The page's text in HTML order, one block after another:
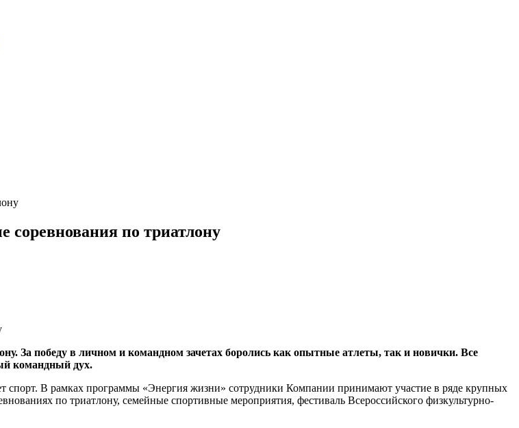
соревнования по триатлону
За победу в личном и командном зачетах боролись как опытные атлеты, так и новички. Все
командный дух.
спорт. В рамках программы «Энергия жизни» сотрудники Компании принимают участие в ряде крупных
по триатлону, семейные спортивные мероприятия, фестиваль Всероссийского физкультурно-